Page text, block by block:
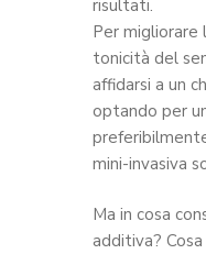
risultati.
Per migliorare
tonicità del
affidarsi a un
optando per
mini-invasiva
Ma in cosa
additiva?